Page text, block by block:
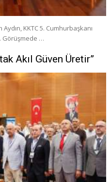
KKTC 5. Cumhurbaşkanı
Görüşmede …
Akıl Güven Üretir”